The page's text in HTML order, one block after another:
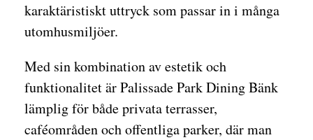
karaktäristiskt uttryck som passar in i många
utomhusmiljöer.
Med sin kombination av estetik och
funktionalitet är Palissade Park Dining Bänk
lämplig för både privata terrasser,
caféområden och offentliga parker, där man